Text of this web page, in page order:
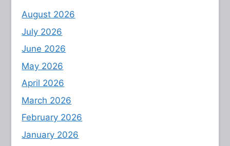
August 2026
July 2026
June 2026
May 2026
April 2026
March 2026
February 2026
January 2026